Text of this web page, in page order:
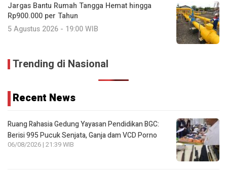
Jargas Bantu Rumah Tangga Hemat hingga
Rp900.000 per Tahun
5 Agustus 2026 - 19:00 WIB
Trending di Nasional
Recent News
Ruang Rahasia Gedung Yayasan Pendidikan BGC:
Berisi 995 Pucuk Senjata, Ganja dam VCD Porno
06/08/2026 | 21:39 WIB